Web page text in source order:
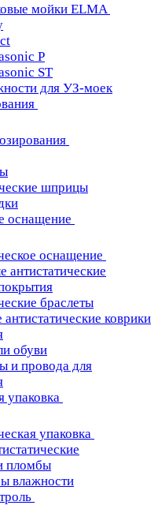
мойки ELMA
P
ST
для УЗ-моек
шприцы
оснащение
оснащение
антистатические
браслеты
коврики
обуви
и провода для
упаковка
упаковка
пломбы
влажности